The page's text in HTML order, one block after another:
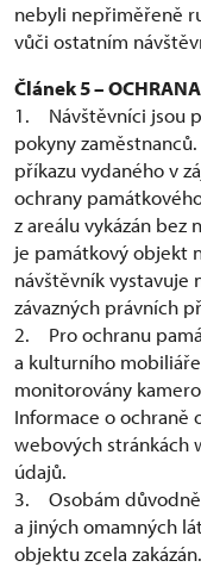
nebyli nepřiměřeně
vůči ostatním
Článek 5 –
1. Návštěvníci jsou
pokyny
příkazu vydaného v
ochrany
z areálu vykázán bez
je památkový objekt
návštěvník vystavuje
závazných právních
2. Pro ochranu
a kulturního
monitorovány
Informace o ochraně
webových stránkách
údajů.
3. Osobám
a jiných omamných
objektu zcela zakázán.